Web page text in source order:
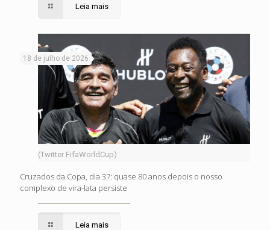
Leia mais
(Twitter FifaWorldCup)
18 de julho de 2026
Cruzados da Copa, dia 37: quase 80 anos depois o nosso
complexo de vira-lata persiste
Leia mais